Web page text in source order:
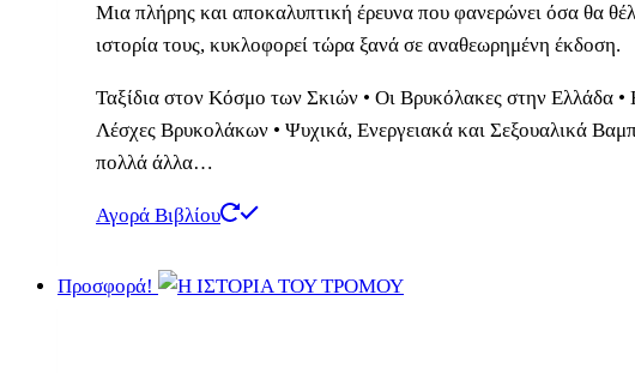
was:
19,90 €.
τιμή
είναι:
17,91 €.
Μια πλήρης και αποκαλυπτική έρευνα που φανερώνει όσα θα
ιστορία τους, κυκλοφορεί τώρα ξανά σε αναθεωρημένη έκδοση.
Ταξίδια στον Κόσμο των Σκιών • Οι Βρυκόλακες στην Ελλάδα
Λέσχες Βρυκολάκων • Ψυχικά, Ενεργειακά και Σεξουαλικά
πολλά άλλα…
Αγορά Βιβλίου
Προσφορά!